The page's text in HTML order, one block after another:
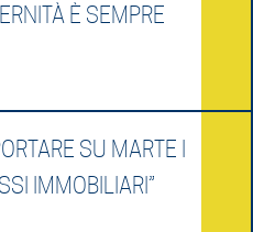
È SEMPRE
SU MARTE I
IMMOBILIARI”